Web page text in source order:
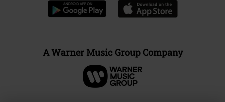
A Warner Music Group Company